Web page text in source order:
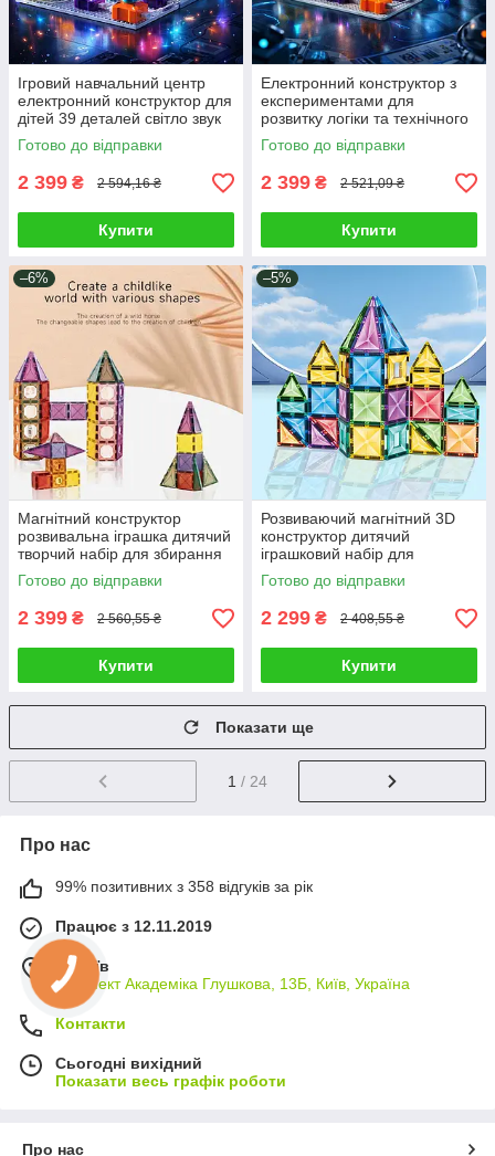
Ігровий навчальний центр
електронний конструктор для
дітей 39 деталей світло звук
блок живлення розвиває
увагу
Готово до відправки
2 399 ₴ 2 594,16 ₴
Купити
Електронний конструктор з
експериментами для
розвитку логіки та технічного
мислення 31 деталь світло
мильні бульбашки
Готово до відправки
2 399 ₴ 2 521,09 ₴
Купити
–6%
Магнітний конструктор
розвивальна іграшка дитячий
творчий набір для збирання
фігур ракета будівлі 68
деталей
Готово до відправки
2 399 ₴ 2 560,55 ₴
Купити
–5%
Розвиваючий магнітний 3D
конструктор дитячий
іграшковий набір для
складання фігур 60 деталей
наліпки інструкція
Готово до відправки
2 299 ₴ 2 408,55 ₴
Купити
Показати ще
1 / 24
Про нас
99% позитивних з 358 відгуків за рік
Працює з 12.11.2019
м. Київ
проспект Академіка Глушкова, 13Б, Київ, Україна
Контакти
Сьогодні вихідний
Показати весь графік роботи
Про нас